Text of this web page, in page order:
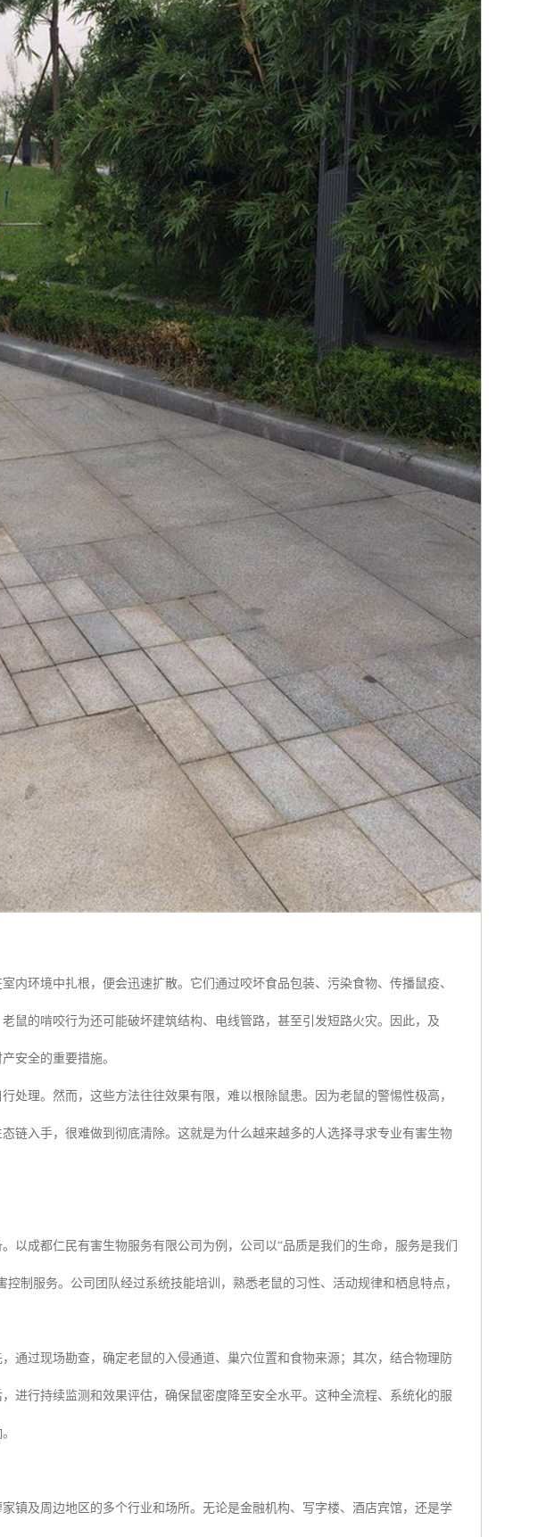
内环境中扎根，便会迅速扩散。它们通过咬坏食品包装、污染食物、传播鼠疫、
鼠的啃咬行为还可能破坏建筑结构、电线管路，甚至引发短路火灾。因此，及
安全的重要措施。
处理。然而，这些方法往往效果有限，难以根除鼠患。因为老鼠的警惕性极高，
链入手，很难做到彻底清除。这就是为什么越来越多的人选择寻求专业有害生物
以成都仁民有害生物服务有限公司为例，公司以“品质是我们的生命，服务是我们
制服务。公司团队经过系统技能培训，熟悉老鼠的习性、活动规律和栖息特点，
通过现场勘查，确定老鼠的入侵通道、巢穴位置和食物来源；其次，结合物理防
进行持续监测和效果评估，确保鼠密度降至安全水平。这种全流程、系统化的服
镇及周边地区的多个行业和场所。无论是金融机构、写字楼、酒店宾馆，还是学